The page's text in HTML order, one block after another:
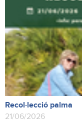
Recol·lecció palma
21/06/2026